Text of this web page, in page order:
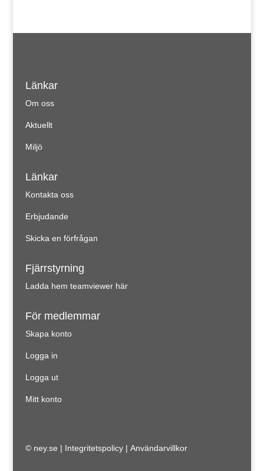
Länkar
Om oss
Aktuellt
Miljö
Länkar
Kontakta oss
Erbjudande
Skicka en förfrågan
Fjärrstyrning
Ladda hem teamviewer här
För medlemmar
Skapa konto
Logga in
Logga ut
Mitt konto
© ney.se | Integritetspolicy| Användarvillkor